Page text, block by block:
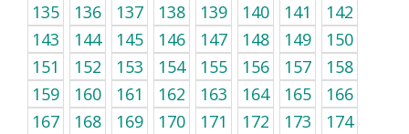
135
136 137 138 139 140 141
142
143
144 145 146 147 148 149
150
151
152 153 154 155 156 157
158
159
160 161 162 163 164 165
166
167
168 169 170 171 172 173
174